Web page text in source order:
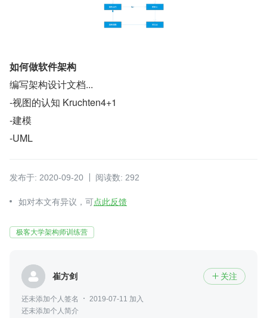
如何做软件架构
编写架构设计文档...
-视图的认知 Kruchten4+1
-建模
-UML
发布于: 2020-09-20 阅读数: 292
如对本文有异议，可点此反馈
极客大学架构师训练营
崔方剑  关注
还未添加个人签名
2019-07-11 加入
还未添加个人简介